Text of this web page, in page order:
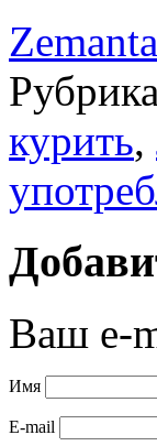
Zemanta
курить,
Ваш e-
Имя
E-mail